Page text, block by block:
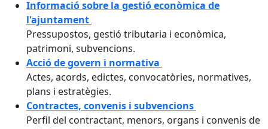
Informació sobre la gestió econòmica de
l'ajuntament
Pressupostos, gestió tributaria i econòmica,
patrimoni, subvencions.
Acció de govern i normativa
Actes, acords, edictes, convocatòries, normatives,
plans i estratègies.
Contractes, convenis i subvencions
Perfil del contractant, menors, organs i convenis de